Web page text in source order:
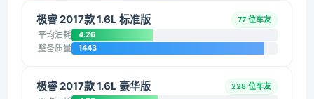
极睿 2017款 1.6L 标准版 77 位车友
平均油耗 4.26
整备质量 1443
极睿 2017款 1.6L 豪华版 228 位车友